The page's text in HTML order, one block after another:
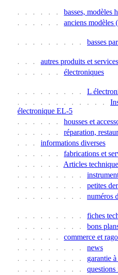
. . . . . . basses, modèles
. . . . . . anciens modèles
. . . . . . . . . basses
. . . autres produits et services
. . . . . . électroniques
. . . . . . . . . L
. . . . . . . . . . . .
électronique EL-5
. . . . . . housses et
. . . . . . réparation,
. . . informations diverses
. . . . . . fabrications et
. . . . . . Articles
. . . . . . . . .
. . . . . . . . . petites
. . . . . . . . . numéros
. . . . . . . . . fiches
. . . . . . . . . bons
. . . . . . commerce et
. . . . . . . . . news
. . . . . . . . . garantie
. . . . . . . . . questions